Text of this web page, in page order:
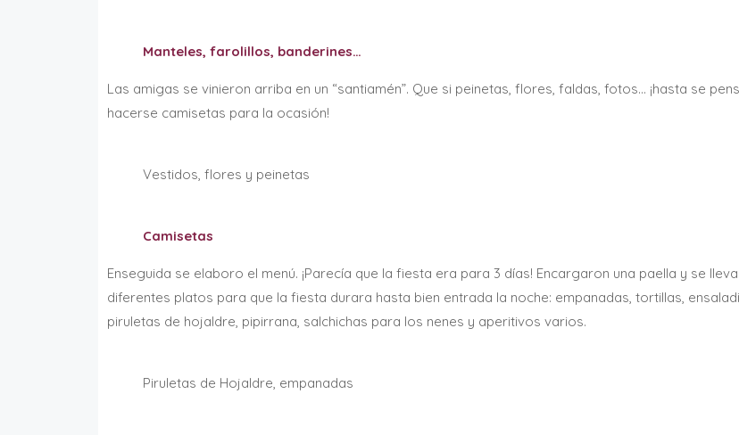
Manteles, farolillos, banderines…
Las amigas se vinieron arriba en un “santiamén”. Que si peinetas, flores, faldas, fotos… ¡hasta se
hacerse camisetas para la ocasión!
Vestidos, flores y peinetas
Camisetas
Enseguida se elaboro el menú. ¡Parecía que la fiesta era para 3 días! Encargaron una paella y se
diferentes platos para que la fiesta durara hasta bien entrada la noche: empanadas, tortillas,
piruletas de hojaldre, pipirrana, salchichas para los nenes y aperitivos varios.
Piruletas de Hojaldre, empanadas